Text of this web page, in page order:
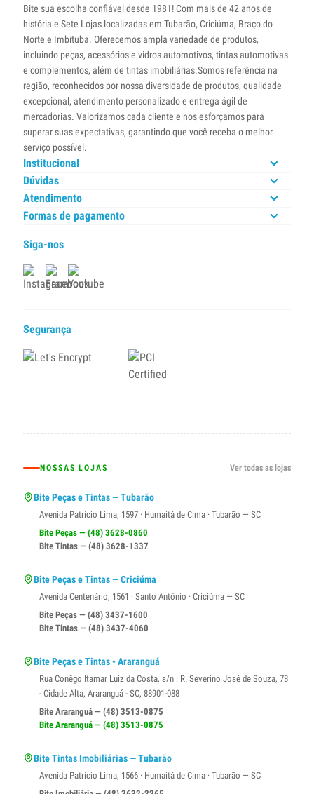
Bite sua escolha confiável desde 1981! Com mais de 42 anos de
história e Sete Lojas localizadas em Tubarão, Criciúma, Braço do
Norte e Imbituba. Oferecemos ampla variedade de produtos,
incluindo peças, acessórios e vidros automotivos, tintas automotivas
e complementos, além de tintas imobiliárias.Somos referência na
região, reconhecidos por nossa diversidade de produtos, qualidade
excepcional, atendimento personalizado e entrega ágil de
mercadorias. Valorizamos cada cliente e nos esforçamos para
superar suas expectativas, garantindo que você receba o melhor
serviço possível.
Institucional
Dúvidas
Atendimento
Formas de pagamento
Siga-nos
Segurança
NOSSAS LOJAS Ver todas as lojas
Bite Peças e Tintas — Tubarão
Avenida Patrício Lima, 1597 · Humaitá de Cima · Tubarão — SC
Bite Peças — (48) 3628-0860
Bite Tintas — (48) 3628-1337
Bite Peças e Tintas — Criciúma
Avenida Centenário, 1561 · Santo Antônio · Criciúma — SC
Bite Peças — (48) 3437-1600
Bite Tintas — (48) 3437-4060
Bite Peças e Tintas - Araranguá
Rua Conêgo Itamar Luiz da Costa, s/n · R. Severino José de Souza, 78
- Cidade Alta, Araranguá - SC, 88901-088
Bite Araranguá — (48) 3513-0875
Bite Araranguá — (48) 3513-0875
Bite Tintas Imobiliárias — Tubarão
Avenida Patrício Lima, 1566 · Humaitá de Cima · Tubarão — SC